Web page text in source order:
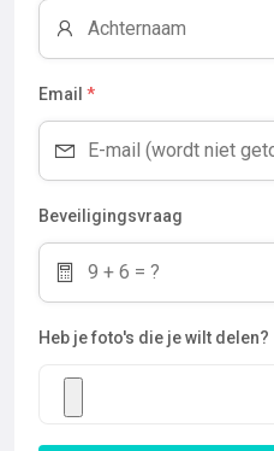
Email *
Beveiligingsvraag
Heb je foto's die je wilt delen?